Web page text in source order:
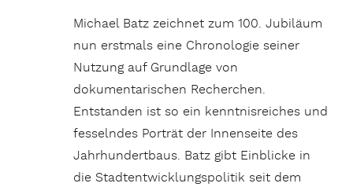
Michael Batz zeichnet zum 100. Jubiläum
nun erstmals eine Chronologie seiner
Nutzung auf Grundlage von
dokumentarischen Recherchen.
Entstanden ist so ein kenntnisreiches und
fesselndes Porträt der Innenseite des
Jahrhundertbaus. Batz gibt Einblicke in
die Stadtentwicklungspolitik seit dem